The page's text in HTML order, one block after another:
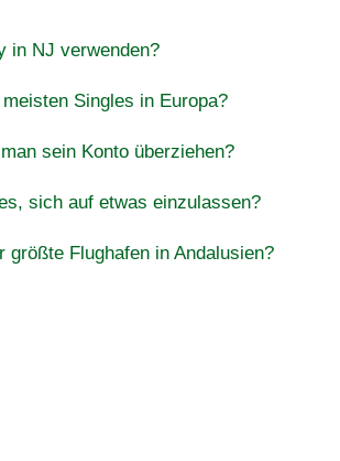
in NJ verwenden?
Singles in Europa?
sein Konto überziehen?
sich auf etwas einzulassen?
größte Flughafen in Andalusien?